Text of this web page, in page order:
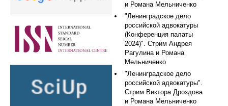
и Романа Мельниченко
"Ленинградское дело
российской адвокатуры
(Конференция палаты
2024)". Стрим Андрея
Рагулина и Романа
Мельниченко
"Ленинградское дело
российской адвокатуры".
Стрим Виктора Дроздова
и Романа Мельниченко